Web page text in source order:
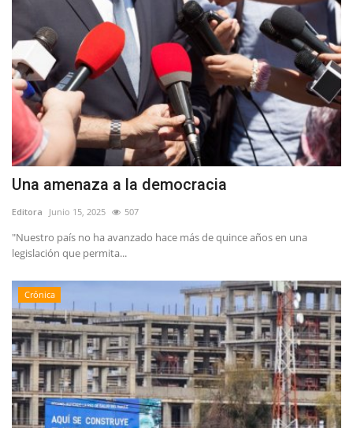
Una amenaza a la democracia
Editora Junio 15, 2025 507
"Nuestro país no ha avanzado hace más de quince años en una
legislación que permita...
Crónica